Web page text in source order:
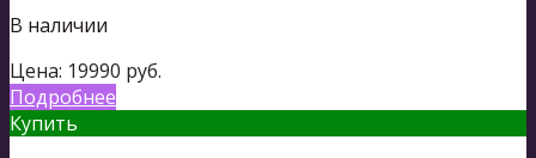
В наличии
Цена: 19990 руб.
Подробнее
Купить